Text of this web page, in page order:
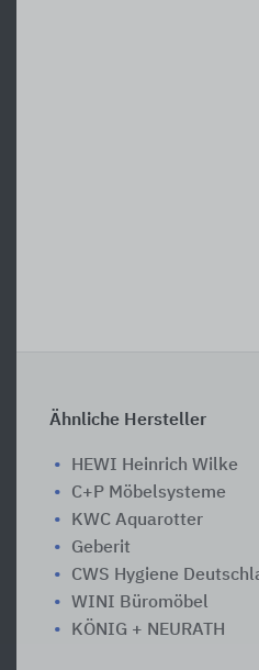
Ähnliche Hersteller
HEWI Heinrich Wilke
C+P Möbelsysteme
KWC Aquarotter
Geberit
CWS Hygiene
WINI Büromöbel
KÖNIG + NEURATH